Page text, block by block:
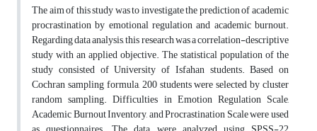
The aim of this study was to investigate the prediction of academic
procrastination by emotional regulation and academic burnout.
Regarding data analysis, this research was a correlation-descriptive
study with an applied objective. The statistical population of the
study consisted of University of Isfahan students. Based on
Cochran sampling formula, 200 students were selected by cluster
random sampling. Difficulties in Emotion Regulation Scale,
Academic Burnout Inventory, and Procrastination Scale were used